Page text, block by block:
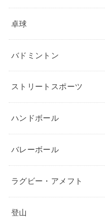
卓球
バドミントン
ストリートスポーツ
ハンドボール
バレーボール
ラグビー・アメフト
登山